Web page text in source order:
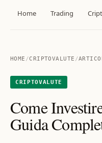
Home Trading
HOME /CRIPTOVALUTE /
CRIPTOVALUTE
Come
Guida